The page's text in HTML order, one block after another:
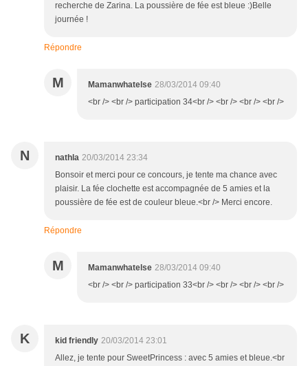
recherche de Zarina. La poussière de fée est bleue :)Belle
journée !
Répondre
M Mamanwhatelse 28/03/2014 09:40
<br /> <br /> participation 34<br /> <br /> <br /> <br />
N nathla 20/03/2014 23:34
Bonsoir et merci pour ce concours, je tente ma chance avec
plaisir. La fée clochette est accompagnée de 5 amies et la
poussière de fée est de couleur bleue.<br /> Merci encore.
Répondre
M Mamanwhatelse 28/03/2014 09:40
<br /> <br /> participation 33<br /> <br /> <br /> <br />
K kid friendly 20/03/2014 23:01
Allez, je tente pour SweetPrincess : avec 5 amies et bleue.<br